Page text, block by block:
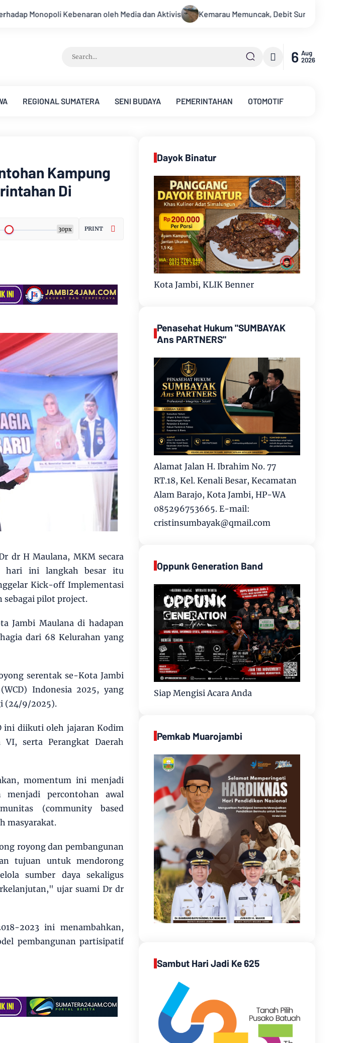
Media dan Aktivis Kemarau Memuncak, Debit Sungai Batanghari Terus Menyusut, Jambi Hadapi
6 Aug
2026
REGIONAL SUMATERA SENI BUDAYA PEMERINTAHAN OTOMOTIF
Kampung
Di
30px PRINT
dr H Maulana, MKM secara
hari ini langkah besar itu
Kick-off Implementasi
sebagai pilot project.
Jambi Maulana di hadapan
dari 68 Kelurahan yang
serentak se-Kota Jambi
Indonesia 2025, yang
(24/9/2025).
ini diikuti oleh jajaran Kodim
VI, serta Perangkat Daerah
momentum ini menjadi
percontohan awal
(community based
masyarakat.
royong dan pembangunan
tujuan untuk mendorong
sumber daya sekaligus
ujar suami Dr dr
2023 ini menambahkan,
pembangunan partisipatif
Dayok Binatur
Kota Jambi, KLIK Benner
Penasehat Hukum "SUMBAYAK
Ans PARTNERS"
Alamat Jalan H. Ibrahim No. 77
RT.18, Kel. Kenali Besar, Kecamatan
Alam Barajo, Kota Jambi, HP-WA
085296753665. E-mail:
cristinsumbayak@qmail.com
Oppunk Generation Band
Siap Mengisi Acara Anda
Pemkab Muarojambi
Sambut Hari Jadi Ke 625